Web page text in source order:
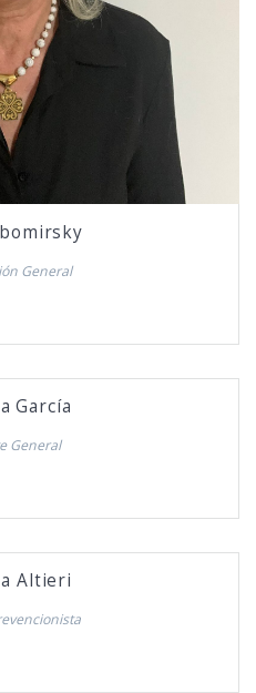
General
García
General
Altieri